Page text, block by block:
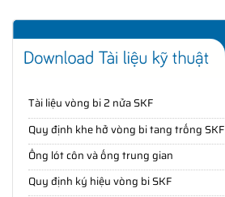
Tài liệu vòng bi 2 nửa SKF
Quy định khe hở vòng bi tang trống SKF
Ống lót côn và ống trung gian
Quy định ký hiệu vòng bi SKF